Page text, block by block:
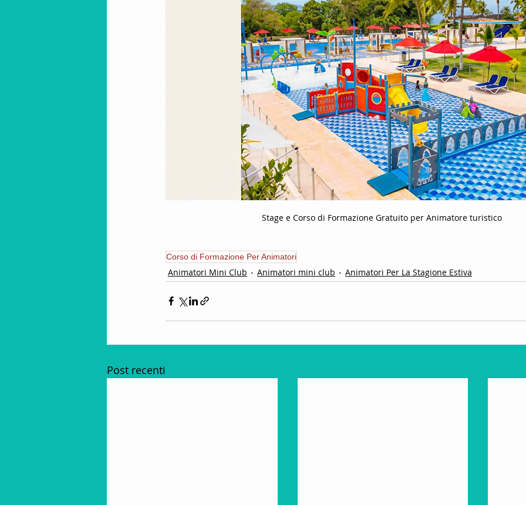
Stage e Corso di Formazione Gratuito per Animatore turistico
Corso di Formazione Per Animatori
Animatori Mini Club Animatori mini club Animatori Per La Stagione Estiva
Post recenti